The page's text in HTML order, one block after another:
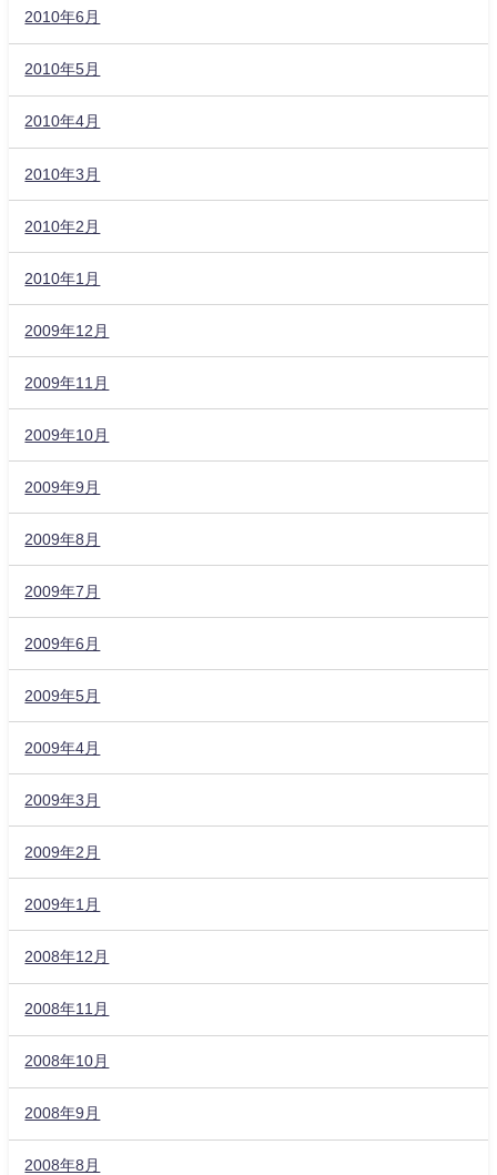
2010年6月
2010年5月
2010年4月
2010年3月
2010年2月
2010年1月
2009年12月
2009年11月
2009年10月
2009年9月
2009年8月
2009年7月
2009年6月
2009年5月
2009年4月
2009年3月
2009年2月
2009年1月
2008年12月
2008年11月
2008年10月
2008年9月
2008年8月